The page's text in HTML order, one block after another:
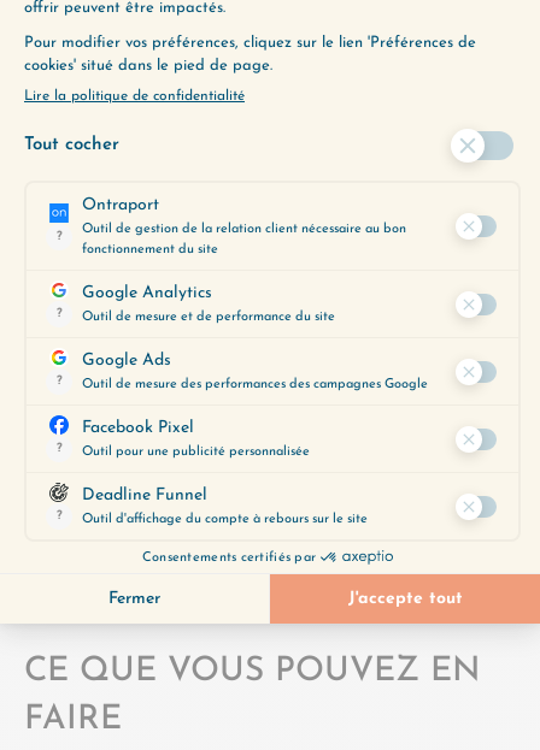
précisé. Et les retours extérieurs
nourrissent à leur tour la réflexion.
La grande limite de cette dimension :
pas garde, elle peut dévorer les trois
autres. J’en sais quelque chose — après
neuf ans à publier chaque semaine sans
exception, j’ai dû renoncer au rythme
dimension ne vienne pas asphyxier les
trois premières. Ce n’était pas facile.
Mais c’est la décision la plus alignée que
CE QUE VOUS POUVEZ EN
FAIRE